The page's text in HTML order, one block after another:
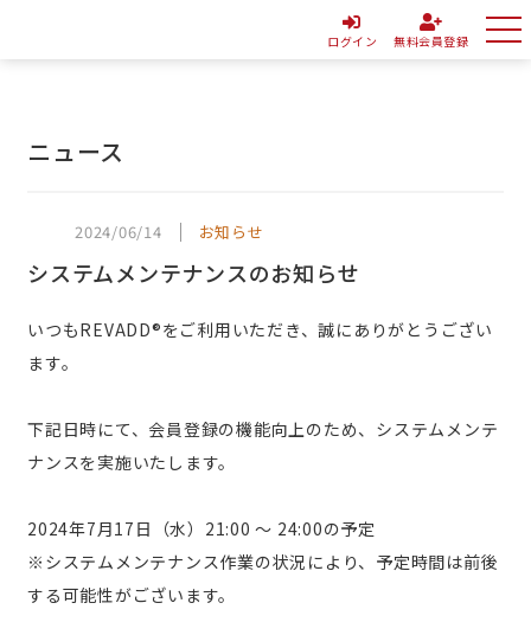
ログイン 無料会員登録
ニュース
2024/06/14 お知らせ
システムメンテナンスのお知らせ
いつもREVADD®をご利用いただき、誠にありがとうござい
ます。
下記日時にて、会員登録の機能向上のため、システムメンテ
ナンスを実施いたします。
2024年7月17日（水）21:00 ～ 24:00の予定
※システムメンテナンス作業の状況により、予定時間は前後
する可能性がございます。